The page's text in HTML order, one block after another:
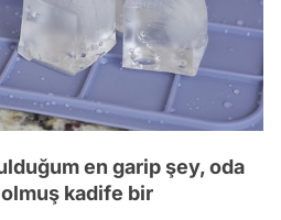
en garip şey, oda
olmuş kadife bir